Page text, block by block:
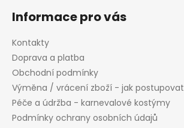
u
Informace pro vás
Kontakty
Doprava a platba
Obchodní podmínky
Výměna / vrácení zboží - jak postupovat
Péče a údržba - karnevalové kostýmy
Podmínky ochrany osobních údajů